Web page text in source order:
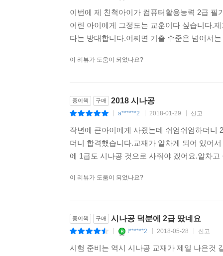
이번에 제 친척아이가 컴퓨터활용능력 2급
어린 아이에게 그정도는 교훈이다 싶습니다.
다는 방대합니다.어쩌면 기출 수준은 넘어서
이 리뷰가 도움이 되었나요?
종이책 구매 2018 시나공
a******2 2018-01-29 신고
작년에 큰아이에게 사줬는데 쉬엄쉬엄하더니
더니 합격했습니다.교재가 알차게 되어 있어
에 1급도 시나공 것으로 사줘야 겠어요.알차
이 리뷰가 도움이 되었나요?
종이책 구매 시나공 덕분에 2급 땄네요
t******2 2018-05-28 신고
시험 준비는 역시 시나공 교재가 제일 나은것